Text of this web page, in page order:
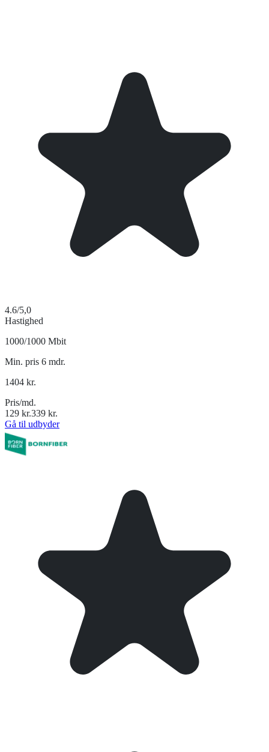
4.6/5,0
Hastighed
1000/1000 Mbit
Min. pris 6 mdr.
1404 kr.
Pris/md.
129 kr.339 kr.
Gå til udbyder